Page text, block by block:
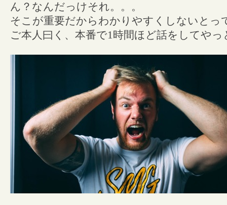
ん？なんだっけそれ。。。
そこが重要だからわかりやすくしないとっ
ご本人曰く、本番で1時間ほど話をしてや